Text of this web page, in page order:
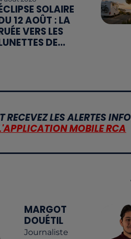
SOLAIRE
12 AOÛT : LA
VERS LES
DE...
LES ALERTES
MOBILE RCA
MARGOT
DOUÉTIL
Journaliste